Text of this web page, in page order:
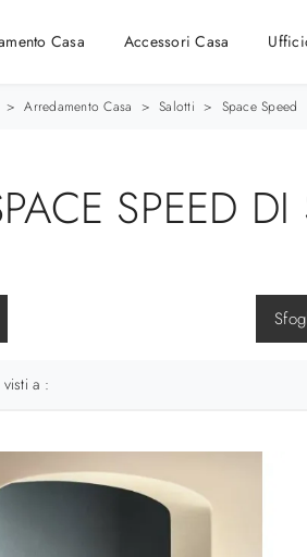
Casa Accessori Casa
> Arredamento Casa > Salotti > Space Speed
SPEED
a :